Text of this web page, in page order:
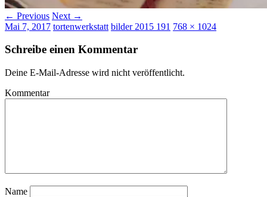
← Previous Next →
Mai 7, 2017 tortenwerkstatt bilder 2015 191 768 × 1024
Schreibe einen Kommentar
Deine E-Mail-Adresse wird nicht veröffentlicht.
Kommentar
Name